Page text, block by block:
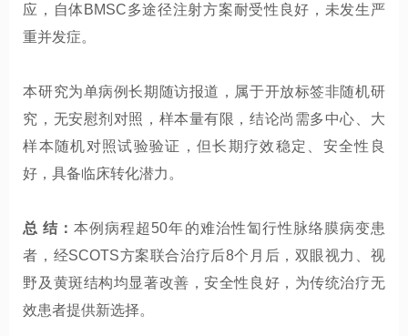
应，自体BMSC多途径注射方案耐受性良好，未发生严
重并发症。
本研究为单病例长期随访报道，属于开放标签非随机研
究，无安慰剂对照，样本量有限，结论尚需多中心、大
样本随机对照试验验证，但长期疗效稳定、安全性良
好，具备临床转化潜力。
总 结：本例病程超50年的难治性匐行性脉络膜病变患
者，经SCOTS方案联合治疗后8个月后，双眼视力、视
野及黄斑结构均显著改善，安全性良好，为传统治疗无
效患者提供新选择。